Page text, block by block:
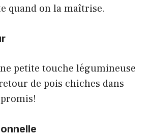
quand on la maîtrise.
petite touche légumineuse
de pois chiches dans